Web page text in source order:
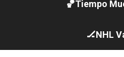
Canadá Open 2026
Mundial de MotoGP 2026 -
Canadian Elite Basketball
🏀Tiempo
🏒NHL